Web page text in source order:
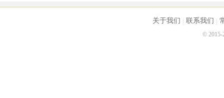
关于我们 联系我们
© 2015-